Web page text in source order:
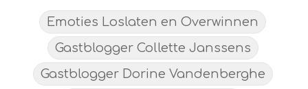
Emoties Loslaten en Overwinnen
Gastblogger Collette Janssens
Gastblogger Dorine Vandenberghe